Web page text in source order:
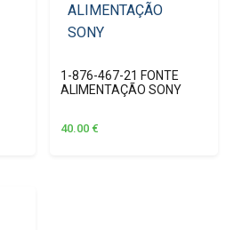
1-876-467-21 FONTE
ALIMENTAÇÃO SONY
40.00 €